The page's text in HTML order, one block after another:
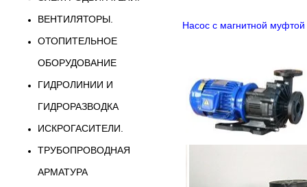
ВЕНТИЛЯТОРЫ.
ОТОПИТЕЛЬНОЕ
ОБОРУДОВАНИЕ
ГИДРОЛИНИИ И
ГИДРОРАЗВОДКА
ИСКРОГАСИТЕЛИ.
ТРУБОПРОВОДНАЯ
АРМАТУРА
Насос c магнитной